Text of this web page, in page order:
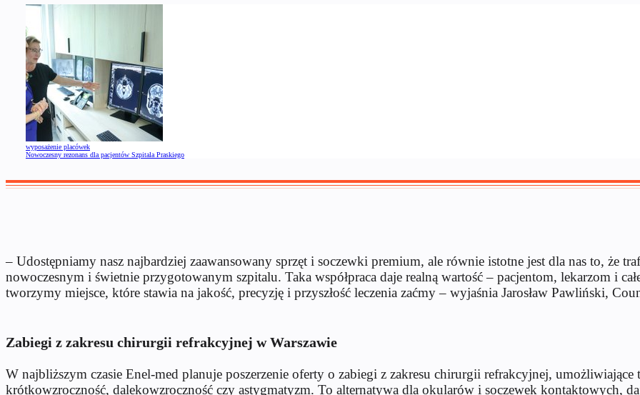
wyposażenie placówek
Nowoczesny rezonans dla pacjentów Szpitala Praskiego
– Udostępniamy nasz najbardziej zaawansowany sprzęt i soczewki premium, ale równie istotne jest dla nas to, że
nowoczesnym i świetnie przygotowanym szpitalu. Taka współpraca daje realną wartość – pacjentom, lekarzom i
tworzymy miejsce, które stawia na jakość, precyzję i przyszłość leczenia zaćmy – wyjaśnia Jarosław Pawliński,
Zabiegi z zakresu chirurgii refrakcyjnej w Warszawie
W najbliższym czasie Enel-med planuje poszerzenie oferty o zabiegi z zakresu chirurgii refrakcyjnej,
krótkowzroczność, dalekowzroczność czy astygmatyzm. To alternatywa dla okularów i soczewek kontaktowych,